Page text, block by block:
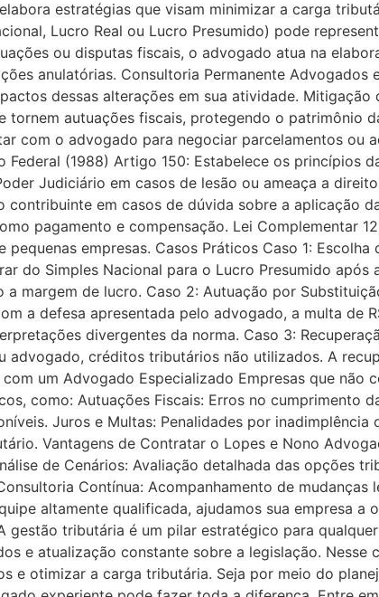
estratégias que visam minimizar a carga
Lucro Real ou Lucro Presumido) pode
ou disputas fiscais, o advogado atua na
anulatórias. Consultoria Permanente
dessas alterações em sua atividade.
tornem autuações fiscais, protegendo o patrimônio
com o advogado para negociar parcelamentos ou
Federal (1988) Artigo 150: Estabelece os princípios
Judiciário em casos de lesão ou ameaça a
contribuinte em casos de dúvida sobre a aplicação
pagamento e compensação. Lei Complementar
pequenas empresas. Casos Práticos Caso 1:
do Simples Nacional para o Lucro Presumido
a margem de lucro. Caso 2: Autuação por
a defesa apresentada pelo advogado, a multa de
divergentes da norma. Caso 3:
advogado, créditos tributários não utilizados. A
um Advogado Especializado Empresas que
como: Autuações Fiscais: Erros no cumprimento
Juros e Multas: Penalidades por
Vantagens de Contratar o Lopes e Nono
de Cenários: Avaliação detalhada das opções
Contínua: Acompanhamento de
altamente qualificada, ajudamos sua empresa
gestão tributária é um pilar estratégico para
e atualização constante sobre a legislação.
e otimizar a carga tributária. Seja por meio do